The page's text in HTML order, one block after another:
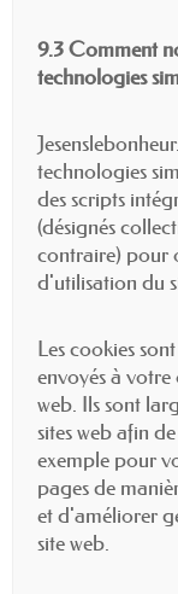
9.3 Comment
technologies
technologies
des scripts
(désignés
contraire) pour
d'utilisation du
Les cookies
envoyés à
web. Ils sont
sites web afin
exemple pour
pages de
et d'améliorer
site web.